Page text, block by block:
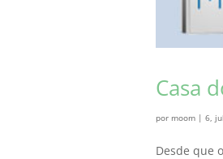
Casa
por moom | 6,
Desde que